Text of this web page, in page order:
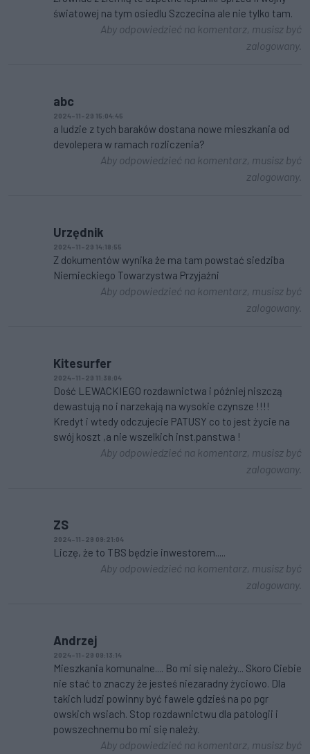
światowej na tym osiedlu Szczecina ale nie tylko tam.
Aby odpowiedzieć na komentarz, musisz być
zalogowany.
abc
2024-11-29 15:04:45
a ludzie z tych baraków dostana nowe mieszkania od
devolepera w ramach rozliczenia?
Aby odpowiedzieć na komentarz, musisz być
zalogowany.
Urzędnik
2024-11-29 14:18:55
Z dokumentów wynika że ma tam powstać siedziba
Niemieckiego Towarzystwa Przyjaźni
Aby odpowiedzieć na komentarz, musisz być
zalogowany.
Kitesurfer
2024-11-29 11:38:04
Dość LEWACKIEGO rozdawnictwa i później niszczą
dewastują no i narzekają na wysokie czynsze !!!!
Kredyt i wtedy odczujecie PATUSY co to jest życie na
swój koszt ,a nie wszelkich inst.panstwa !
Aby odpowiedzieć na komentarz, musisz być
zalogowany.
ZS
2024-11-29 09:21:04
Liczę, że to TBS będzie inwestorem.....
Aby odpowiedzieć na komentarz, musisz być
zalogowany.
Andrzej
2024-11-29 09:13:14
Mieszkania komunalne.... Bo mi się należy... Skoro Ciebie
nie stać to znaczy że jesteś niezaradny życiowo. Dla
takich ludzi powinny być fawele gdzieś na po pgr
owskich wsiach. Stop rozdawnictwu dla patologii i
powszechnemu bo mi się należy.
Aby odpowiedzieć na komentarz, musisz być